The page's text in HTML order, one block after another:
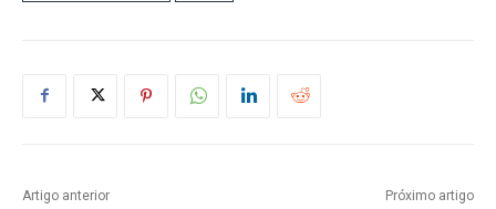
Artigo anterior Próximo artigo